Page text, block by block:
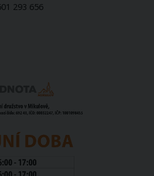
293 656